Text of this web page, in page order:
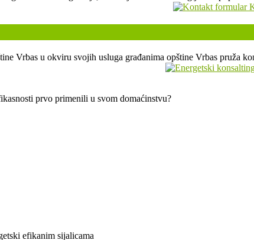
Vrbas u okviru svojih usluga građanima opštine Vrbas pruža
prvo primenili u svom domaćinstvu?
efikanim sijalicama